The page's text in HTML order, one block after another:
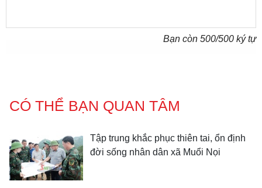
Bạn còn 500/500 ký tự
CÓ THỂ BẠN QUAN TÂM
Tập trung khắc phục thiên tai, ổn định
đời sống nhân dân xã Muổi Nọi